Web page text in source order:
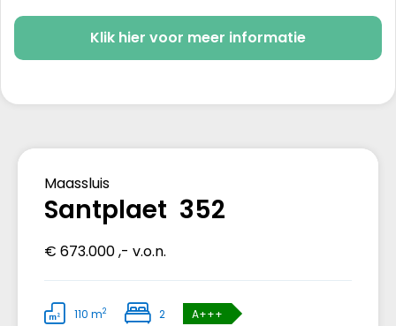
Klik hier voor meer informatie
Verkocht
Maassluis
Santplaet 352
€ 673.000 ,- v.o.n.
110 m2 2 A+++